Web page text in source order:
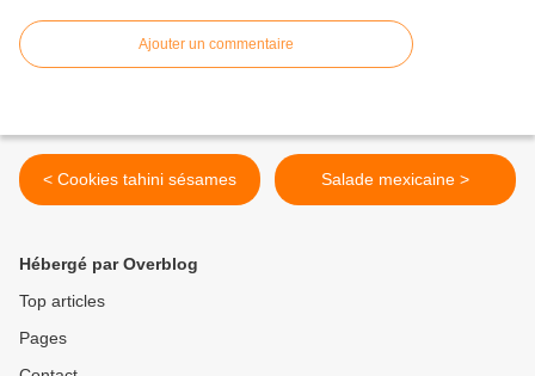
Ajouter un commentaire
< Cookies tahini sésames Salade mexicaine >
Hébergé par Overblog
Top articles
Pages